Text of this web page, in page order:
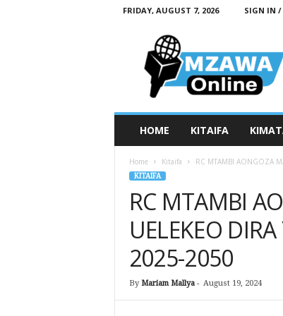
FRIDAY, AUGUST 7, 2026 SIGN IN /
HOME KITAIFA
Home Kitaifa RC MTAMBI AONGOZA
KITAIFA
RC MTAMBI
UELEKEO
2025-2050
By Mariam Mallya- August 19, 2024